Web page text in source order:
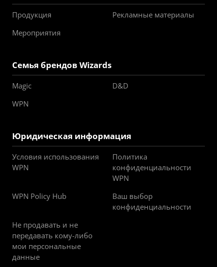
Продукция
Рекламные материалы
Мероприятия
Семья брендов Wizards
Magic
D&D
WPN
Юридическая информация
Условия использования
WPN
Политика
конфиденциальности
WPN
WPN Policy Hub
Ваш выбор
конфиденциальности
Не продавать и не
передавать кому-либо
мои персональные
данные